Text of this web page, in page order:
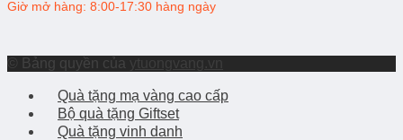
Giờ mở hàng: 8:00-17:30 hàng ngày
© Bảng quyền của ytuongvang.vn
Quà tặng mạ vàng cao cấp
Bộ quà tặng Giftset
Quà tặng vinh danh